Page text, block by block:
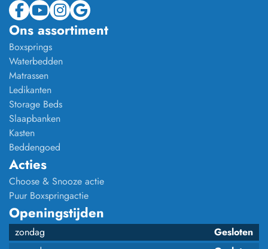
Ons assortiment
Boxsprings
Waterbedden
Matrassen
Ledikanten
Storage Beds
Slaapbanken
Kasten
Beddengoed
Acties
Choose & Snooze actie
Puur Boxspringactie
Openingstijden
zondag
Gesloten